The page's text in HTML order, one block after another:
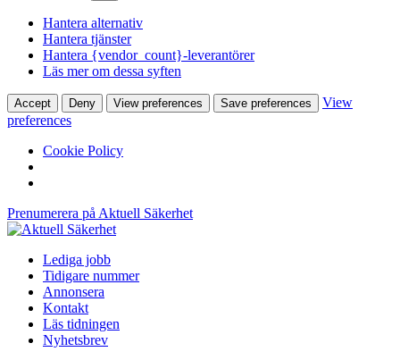
Hantera alternativ
Hantera tjänster
Hantera {vendor_count}-leverantörer
Läs mer om dessa syften
Accept Deny View preferences Save preferences
View
preferences
Cookie Policy
Prenumerera på Aktuell Säkerhet
Lediga jobb
Tidigare nummer
Annonsera
Kontakt
Läs tidningen
Nyhetsbrev